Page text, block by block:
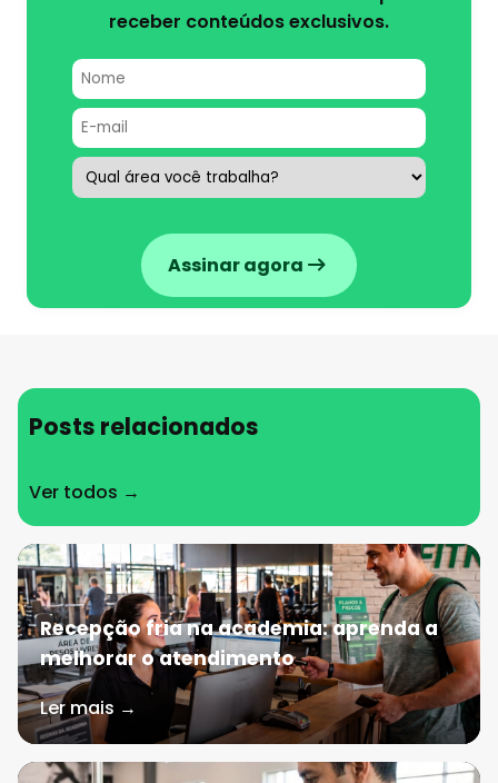
receber conteúdos exclusivos.
Assinar agora
Posts relacionados
Ver todos →
Recepção fria na academia: aprenda a
melhorar o atendimento
Ler mais →